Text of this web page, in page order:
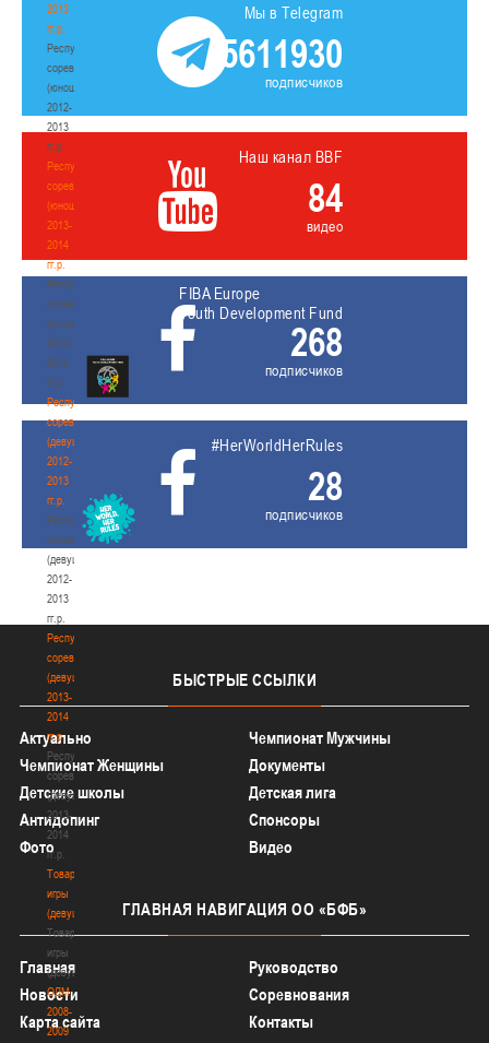
2013
гг.р.
Республиканские
соревнования
(юноши)
2012-
2013
гг.р.
Республиканские
соревнования
(юноши)
2013-
2014
гг.р.
Республиканские
соревнования
(юноши)
2013-
2014
гг.р.
Республиканские
соревнования
(девушки)
2012-
2013
гг.р.
Республиканские
соревнования
(девушки)
2012-
2013
гг.р.
Республиканские
соревнования
(девушки)
2013-
2014
гг.р.
Республиканские
соревнования
(девушки)
2013-
2014
гг.р.
Товарищеские
игры
(девушки)
Товарищеские
игры
(девушки)
ОДМ
2008-
2009
Мы в Telegram
5611930
подписчиков
Наш канал BBF
84
видео
FIBA Europe
Youth Development Fund
268
подписчиков
#HerWorldHerRules
28
подписчиков
БЫСТРЫЕ ССЫЛКИ
Актуально
Чемпионат Мужчины
Чемпионат Женщины
Документы
Детские школы
Детская лига
Антидопинг
Спонсоры
Фото
Видео
ГЛАВНАЯ НАВИГАЦИЯ ОО «БФБ»
Главная
Руководство
Новости
Соревнования
Карта сайта
Контакты